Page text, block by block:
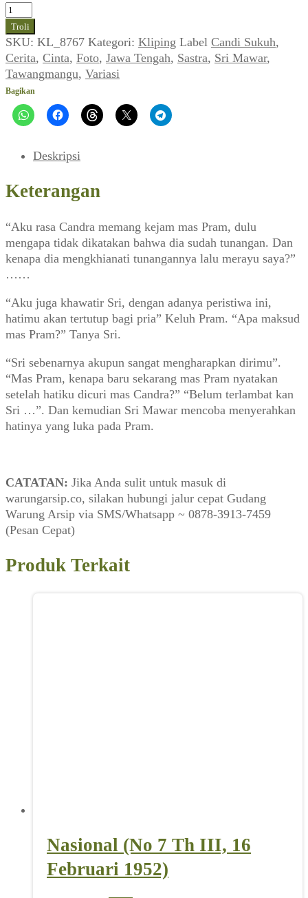
Kuantitas
Sumpah
di
Candi
Sukuh
(7)
(VARIASI_No.
206,
November
Troli
SKU: KL_8767 Kategori: Kliping Label Candi Sukuh,
Cerita, Cinta, Foto, Jawa Tengah, Sastra, Sri Mawar,
Tawangmangu, Variasi
Bagikan
Deskripsi
Keterangan
“Aku rasa Candra memang kejam mas Pram, dulu
mengapa tidak dikatakan bahwa dia sudah tunangan. Dan
kenapa dia mengkhianati tunangannya lalu merayu saya?”
……
“Aku juga khawatir Sri, dengan adanya peristiwa ini,
hatimu akan tertutup bagi pria” Keluh Pram. “Apa maksud
mas Pram?” Tanya Sri.
“Sri sebenarnya akupun sangat mengharapkan dirimu”.
“Mas Pram, kenapa baru sekarang mas Pram nyatakan
setelah hatiku dicuri mas Candra?” “Belum terlambat kan
Sri …”. Dan kemudian Sri Mawar mencoba menyerahkan
hatinya yang luka pada Pram.
CATATAN: Jika Anda sulit untuk masuk di
warungarsip.co, silakan hubungi jalur cepat Gudang
Warung Arsip via SMS/Whatsapp ~ 0878-3913-7459
(Pesan Cepat)
Produk Terkait
Nasional (No 7 Th III, 16
Februari 1952)